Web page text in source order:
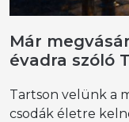
Már
évadra szóló
Tartson velünk a
csodák életre